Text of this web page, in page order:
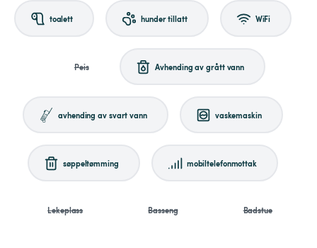
toalett hunder tillatt WiFi
Peis Avhending av grått vann
avhending av svart vann vaskemaskin
søppeltømming mobiltelefonmottak
Lekeplass Basseng Badstue